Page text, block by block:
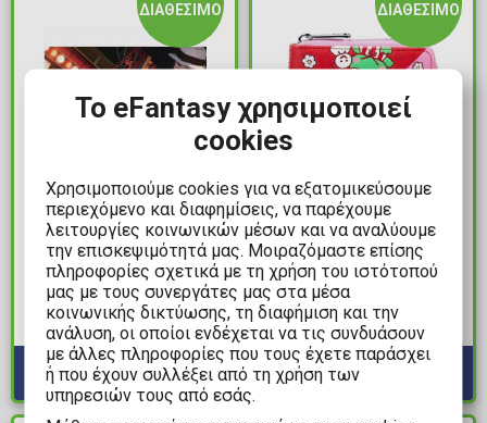
ΔΙΑΘΕΣΙΜΟ
5,99€
Demon Slayer: Kimetsu
no Yaiba - Kibutsuji
Muzan Αυθεντική
Αφίσα (52x38cm)
Διαθέσιμα: 3
ΔΙΑΘΕΣΙΜΟ
37,99€
Loungefly - Sanrio:
Hello Kitty & Friends
Color Block Αυθεντικό
Πορτοφόλι
Διαθέσιμα: 2
Το eFantasy χρησιμοποιεί
cookies
Χρησιμοποιούμε cookies για να εξατομικεύσουμε
περιεχόμενο και διαφημίσεις, να παρέχουμε
λειτουργίες κοινωνικών μέσων και να αναλύουμε
την επισκεψιμότητά μας. Μοιραζόμαστε επίσης
πληροφορίες σχετικά με τη χρήση του ιστότοπού
μας με τους συνεργάτες μας στα μέσα
κοινωνικής δικτύωσης, τη διαφήμιση και την
ανάλυση, οι οποίοι ενδέχεται να τις συνδυάσουν
με άλλες πληροφορίες που τους έχετε παράσχει
ή που έχουν συλλέξει από τη χρήση των
υπηρεσιών τους από εσάς.